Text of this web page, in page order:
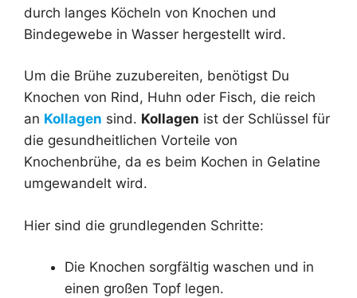
durch langes Köcheln von Knochen und
Bindegewebe in Wasser hergestellt wird.
Um die Brühe zuzubereiten, benötigst Du
Knochen von Rind, Huhn oder Fisch, die reich
an Kollagen sind. Kollagen ist der Schlüssel für
die gesundheitlichen Vorteile von
Knochenbrühe, da es beim Kochen in Gelatine
umgewandelt wird.
Hier sind die grundlegenden Schritte:
Die Knochen sorgfältig waschen und in
einen großen Topf legen.